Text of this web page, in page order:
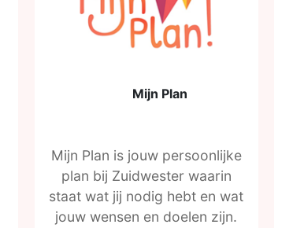
Mijn Plan
Mijn Plan is jouw persoonlijke
plan bij Zuidwester waarin
staat wat jij nodig hebt en wat
jouw wensen en doelen zijn.